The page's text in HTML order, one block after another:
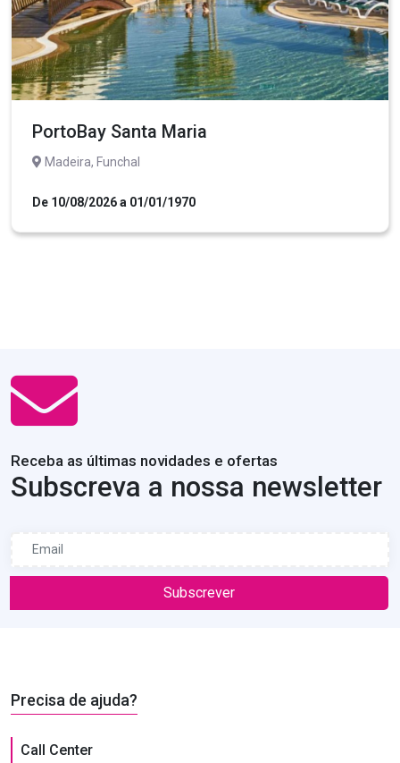
PortoBay Santa Maria
Madeira, Funchal
De 10/08/2026 a 01/01/1970
Receba as últimas novidades e ofertas
Subscreva a nossa newsletter
Subscrever
Precisa de ajuda?
Call Center